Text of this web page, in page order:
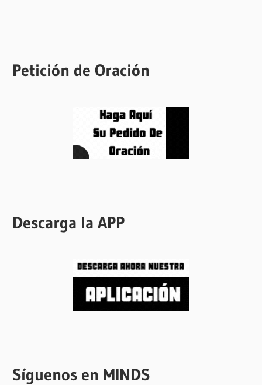
Petición de Oración
Descarga la APP
Síguenos en MINDS